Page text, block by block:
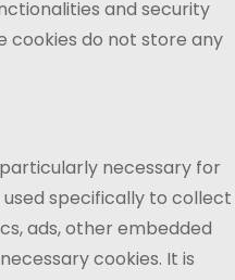
and security
cookies do not store any
necessary for
specifically to collect
ads, other embedded
cookies. It is